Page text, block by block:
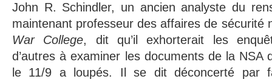
John R. Schindler, un ancien analyste du
maintenant professeur des affaires de sécurité
War College, dit qu’il exhorterait les
d’autres à examiner les documents de la NSA
le 11/9 a loupés. Il se dit déconcerté par